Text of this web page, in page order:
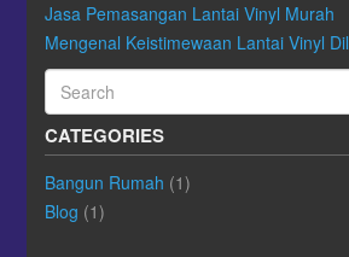
Jasa Pemasangan Lantai Vinyl Murah
Mengenal Keistimewaan Lantai Vinyl
CATEGORIES
Bangun Rumah (1)
Blog (1)